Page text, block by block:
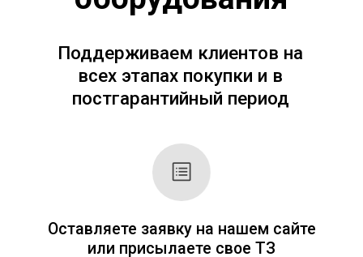
Получите
коммерческое
предложение
Стоимость оборудования рассчитывается
индивидуально (в зависимости от выбора
оборудования, количества и т. д.). Поэтому
Мы привыкли работать оперативно и на